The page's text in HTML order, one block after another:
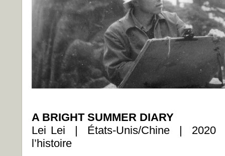
A BRIGHT SUMMER DIARY
Lei Lei | États-Unis/Chine | 2020
l’histoire